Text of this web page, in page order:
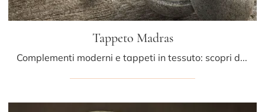
Tappeto Madras
Complementi moderni e tappeti in tessuto: scopri di più sul modello Tappeto Madras di Cattelan Italia e potrai completare i tuoi locali.